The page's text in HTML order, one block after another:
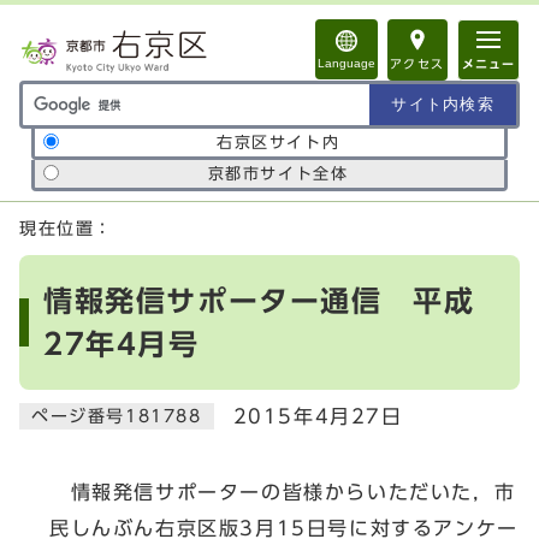
Language アクセス メニュー
サイト内検索の範囲
右京区サイト内
京都市サイト全体
ここから本文です
現在位置：
情報発信サポーター通信 平成
27年4月号
ページ番号181788 2015年4月27日
情報発信サポーターの皆様からいただいた，市
民しんぶん右京区版3月15日号に対するアンケー